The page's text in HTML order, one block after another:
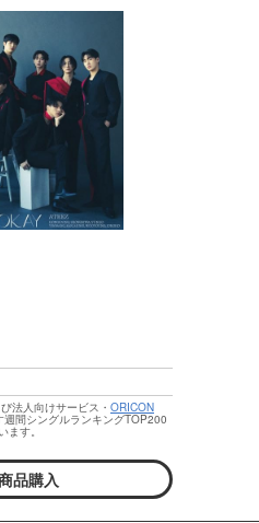
e
法人向けサービス・ ORICON
週間シングルランキングTOP200
す。
品購入